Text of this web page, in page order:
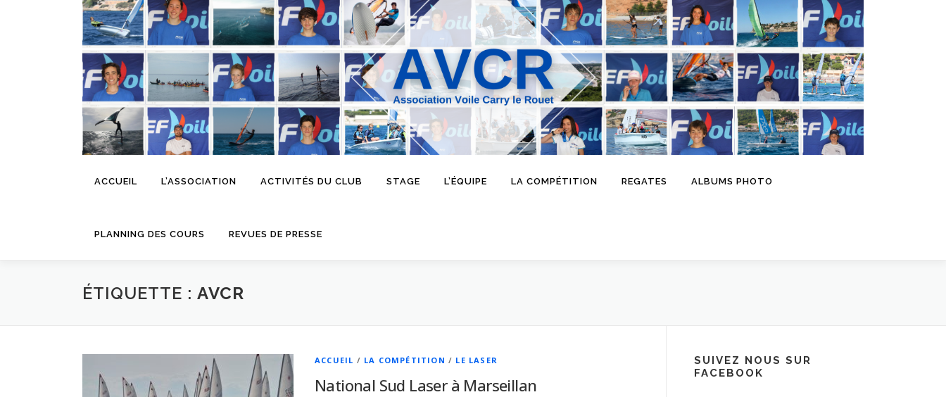
ACCUEIL L’ASSOCIATION ACTIVITÉS DU CLUB STAGE L’ÉQUIPE LA COMPÉTITION REGATES ALBUMS PHOTO
PLANNING DES COURS REVUES DE PRESSE
ÉTIQUETTE : AVCR
ACCUEIL / LA COMPÉTITION / LE LASER
National Sud Laser à Marseillan
SUIVEZ NOUS SUR
FACEBOOK